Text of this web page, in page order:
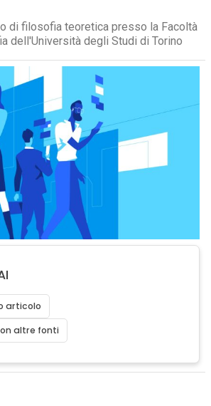
di filosofia teoretica presso la Facoltà
dell'Università degli Studi di Torino
articolo
altre fonti